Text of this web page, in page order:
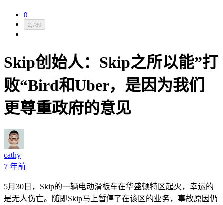
0
2,780
Skip创始人：Skip之所以能”打
败“Bird和Uber，是因为我们
更尊重政府的意见
cathy
7 年前
5月30日，Skip的一辆电动滑板车在华盛顿特区起火，幸运的
是无人伤亡。随即Skip马上暂停了在该区的业务，事故原因仍